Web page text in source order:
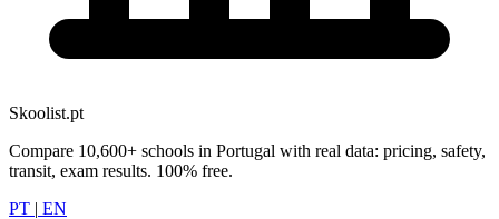
Skoolist.pt
Compare 10,600+ schools in Portugal with real data: pricing, safety,
transit, exam results. 100% free.
PT | EN